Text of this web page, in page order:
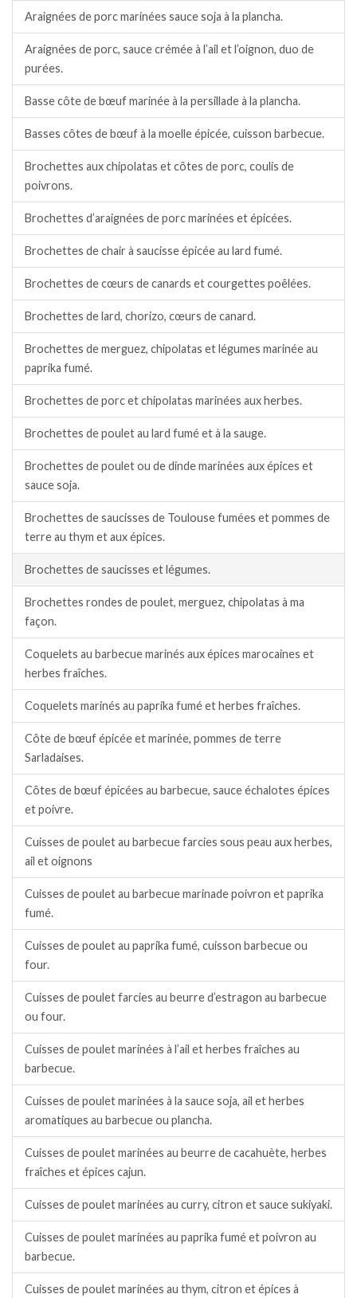
Araignées de porc marinées sauce soja à la plancha.
Araignées de porc, sauce crémée à l’ail et l’oignon, duo de
purées.
Basse côte de bœuf marinée à la persillade à la plancha.
Basses côtes de bœuf à la moelle épicée, cuisson barbecue.
Brochettes aux chipolatas et côtes de porc, coulis de
poivrons.
Brochettes d’araignées de porc marinées et épicées.
Brochettes de chair à saucisse épicée au lard fumé.
Brochettes de cœurs de canards et courgettes poêlées.
Brochettes de lard, chorizo, cœurs de canard.
Brochettes de merguez, chipolatas et légumes marinée au
paprika fumé.
Brochettes de porc et chipolatas marinées aux herbes.
Brochettes de poulet au lard fumé et à la sauge.
Brochettes de poulet ou de dinde marinées aux épices et
sauce soja.
Brochettes de saucisses de Toulouse fumées et pommes de
terre au thym et aux épices.
Brochettes de saucisses et légumes.
Brochettes rondes de poulet, merguez, chipolatas à ma
façon.
Coquelets au barbecue marinés aux épices marocaines et
herbes fraîches.
Coquelets marinés au paprika fumé et herbes fraîches.
Côte de bœuf épicée et marinée, pommes de terre
Sarladaises.
Côtes de bœuf épicées au barbecue, sauce échalotes épices
et poivre.
Cuisses de poulet au barbecue farcies sous peau aux herbes,
ail et oignons
Cuisses de poulet au barbecue marinade poivron et paprika
fumé.
Cuisses de poulet au paprika fumé, cuisson barbecue ou
four.
Cuisses de poulet farcies au beurre d’estragon au barbecue
ou four.
Cuisses de poulet marinées à l’ail et herbes fraîches au
barbecue.
Cuisses de poulet marinées à la sauce soja, ail et herbes
aromatiques au barbecue ou plancha.
Cuisses de poulet marinées au beurre de cacahuète, herbes
fraîches et épices cajun.
Cuisses de poulet marinées au curry, citron et sauce sukiyaki.
Cuisses de poulet marinées au paprika fumé et poivron au
barbecue.
Cuisses de poulet marinées au thym, citron et épices à